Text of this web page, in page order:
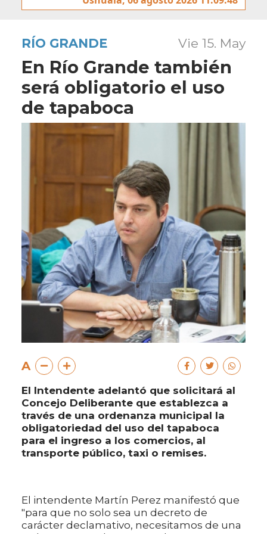
RÍO GRANDE Vie 15. May
En Río Grande también
será obligatorio el uso
de tapaboca
A
El Intendente adelantó que solicitará al
Concejo Deliberante que establezca a
través de una ordenanza municipal la
obligatoriedad del uso del tapaboca
para el ingreso a los comercios, al
transporte público, taxi o remises.
El intendente Martín Perez manifestó que
"para que no solo sea un decreto de
carácter declamativo, necesitamos de una